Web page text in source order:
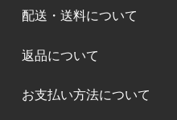
配送・送料について
返品について
お支払い方法について